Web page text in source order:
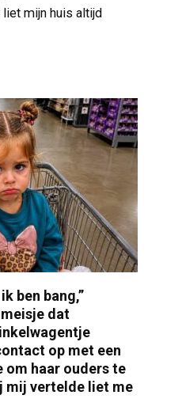
mijn huis altijd
ben bang,”
dat
op met een
om haar ouders te
mij vertelde liet me